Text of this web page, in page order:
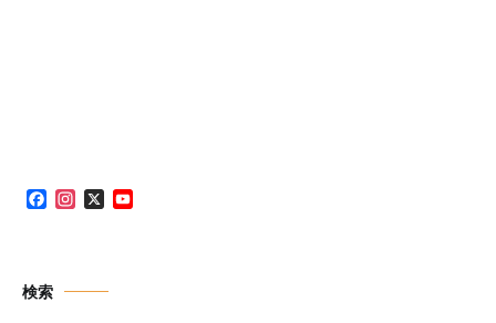
Facebook
Instagram
X
検索